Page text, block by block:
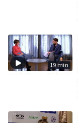
19 min